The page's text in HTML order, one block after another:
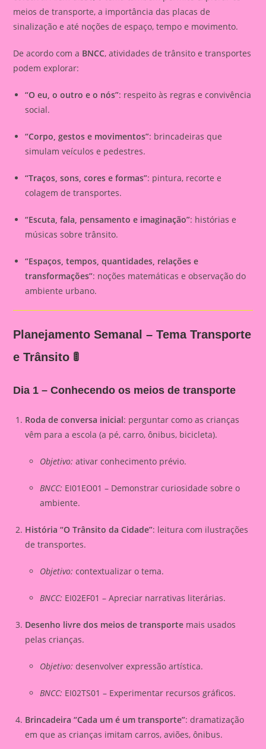
meios de transporte, a importância das placas de
sinalização e até noções de espaço, tempo e movimento.
De acordo com a BNCC, atividades de trânsito e transportes
podem explorar:
“O eu, o outro e o nós”: respeito às regras e convivência
social.
“Corpo, gestos e movimentos”: brincadeiras que
simulam veículos e pedestres.
“Traços, sons, cores e formas”: pintura, recorte e
colagem de transportes.
“Escuta, fala, pensamento e imaginação”: histórias e
músicas sobre trânsito.
“Espaços, tempos, quantidades, relações e
transformações”: noções matemáticas e observação do
ambiente urbano.
Planejamento Semanal – Tema Transporte
e Trânsito 🚦
Dia 1 – Conhecendo os meios de transporte
Roda de conversa inicial: perguntar como as crianças
vêm para a escola (a pé, carro, ônibus, bicicleta).
Objetivo: ativar conhecimento prévio.
BNCC: EI01EO01 – Demonstrar curiosidade sobre o
ambiente.
História “O Trânsito da Cidade”: leitura com ilustrações
de transportes.
Objetivo: contextualizar o tema.
BNCC: EI02EF01 – Apreciar narrativas literárias.
Desenho livre dos meios de transporte mais usados
pelas crianças.
Objetivo: desenvolver expressão artística.
BNCC: EI02TS01 – Experimentar recursos gráficos.
Brincadeira “Cada um é um transporte”: dramatização
em que as crianças imitam carros, aviões, ônibus.